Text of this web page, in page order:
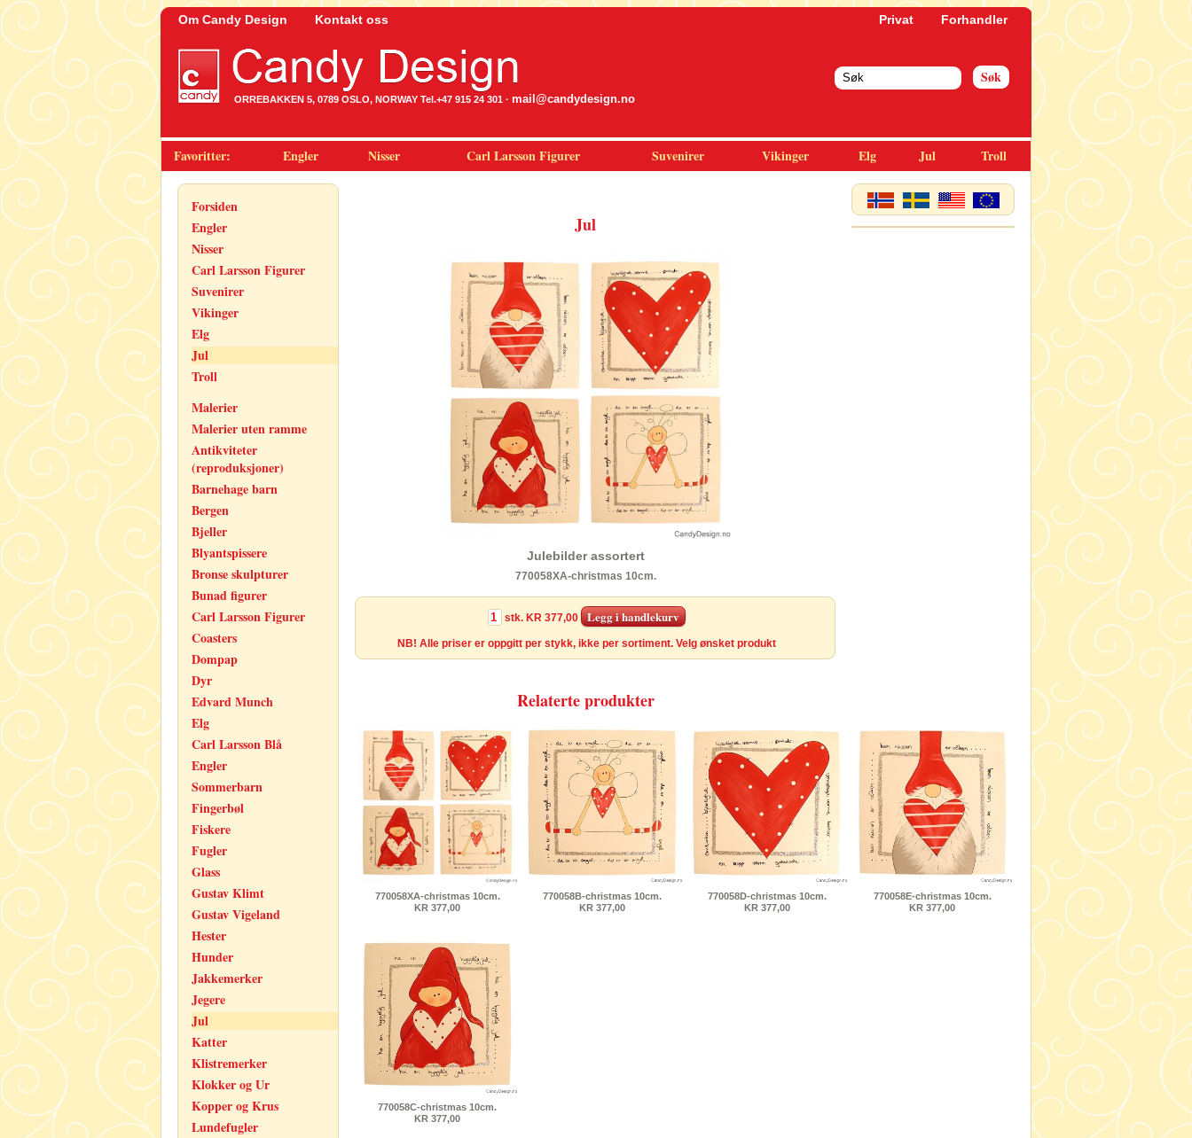
Om Candy Design Kontakt oss Privat Forhandler
ORREBAKKEN 5, 0789 OSLO, NORWAY Tel.+47 915 24 301 · mail@candydesign.no
Favoritter: Engler Nisser Carl Larsson Figurer Suvenirer Vikinger Elg Jul Troll
Forsiden
Engler
Nisser
Carl Larsson Figurer
Suvenirer
Vikinger
Elg
Jul
Troll
Malerier
Malerier uten ramme
Antikviteter
(reproduksjoner)
Barnehage barn
Bergen
Bjeller
Blyantspissere
Bronse skulpturer
Bunad figurer
Carl Larsson Figurer
Coasters
Dompap
Dyr
Edvard Munch
Elg
Carl Larsson Blå
Engler
Sommerbarn
Fingerbøl
Fiskere
Fugler
Glass
Gustav Klimt
Gustav Vigeland
Hester
Hunder
Jakkemerker
Jegere
Jul
Katter
Klistremerker
Klokker og Ur
Kopper og Krus
Lundefugler
Jul
Julebilder assortert
770058XA-christmas 10cm.
stk. KR 377,00
NB! Alle priser er oppgitt per stykk, ikke per sortiment. Velg ønsket produkt
Relaterte produkter
770058XA-christmas 10cm.
KR 377,00
770058B-christmas 10cm.
KR 377,00
770058D-christmas 10cm.
KR 377,00
770058E-christmas 10cm.
KR 377,00
770058C-christmas 10cm.
KR 377,00